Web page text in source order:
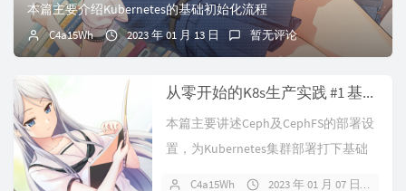
本篇主要介绍Kubernetes的基础初始化流程
C4a15Wh 2023 年 01 月 13 日 暂无评论
从零开始的K8s生产实践 #1 基础环境安装-Ceph和CephFS
本篇主要讲述Ceph及CephFS的部署设
置，为Kubernetes集群部署打下基础
C4a15Wh 2023 年 01 月 07 日